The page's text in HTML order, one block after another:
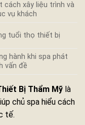
cách xây liệu trình và
vụ khách
tuổi thọ thiết bị
hành khi spa phát
vấn đề
Bị Thẩm Mỹ là
chủ spa hiểu cách
tế.